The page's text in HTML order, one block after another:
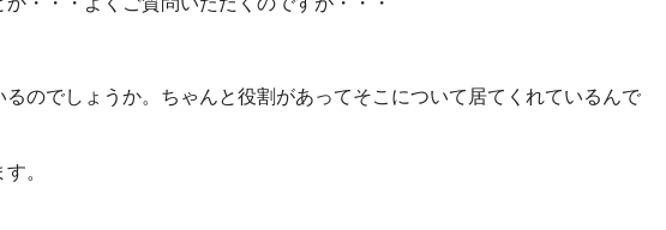
のでしょうか。ちゃんと役割があってそこについて居てくれているんで
。